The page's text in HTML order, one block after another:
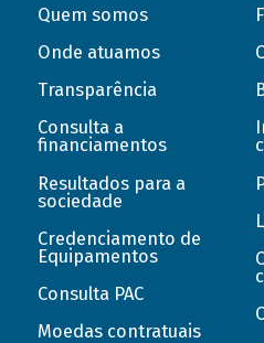
Quem somos
Onde atuamos
Transparência
Consulta a
financiamentos
Resultados para a
sociedade
Credenciamento de
Equipamentos
Consulta PAC
Moedas contratuais